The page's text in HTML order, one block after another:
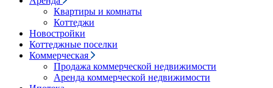
Квартиры и комнаты
Коттеджи
Новостройки
Коттеджные поселки
Коммерческая
Продажа коммерческой недвижимости
Аренда коммерческой недвижимости